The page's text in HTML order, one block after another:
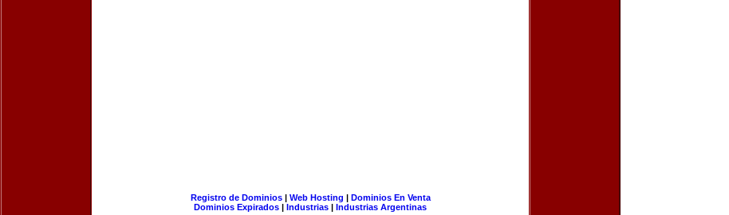
Registro de Dominios| Web Hosting | Dominios En Venta
Dominios Expirados | Industrias | Industrias Argentinas